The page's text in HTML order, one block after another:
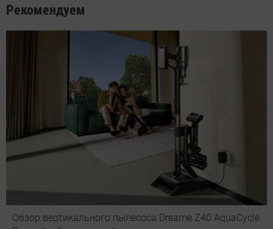
Рекомендуем
Обзор вертикального пылесоса Dreame Z40 AquaCycle